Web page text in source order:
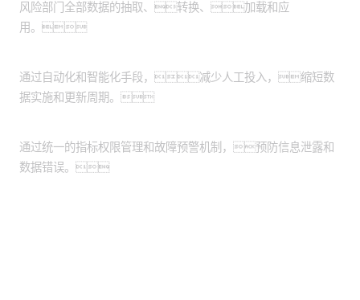
风险部门全部数据的抽取、转换、加载和应
用。
通过自动化和智能化手段，减少人工投入，缩短数
据实施和更新周期。
通过统一的指标权限管理和故障预警机制，预防信息泄露和
数据错误。